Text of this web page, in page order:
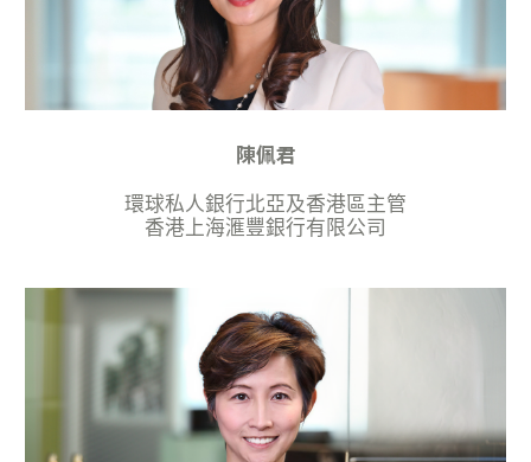
陳佩君
環球私人銀行北亞及香港區主管
香港上海滙豐銀行有限公司